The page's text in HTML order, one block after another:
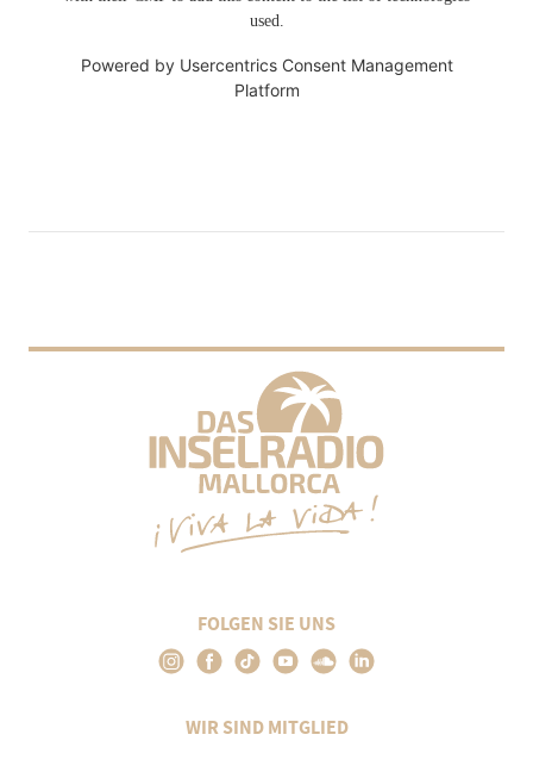
used.
Powered by Usercentrics Consent Management
Platform
FOLGEN SIE UNS
WIR SIND MITGLIED